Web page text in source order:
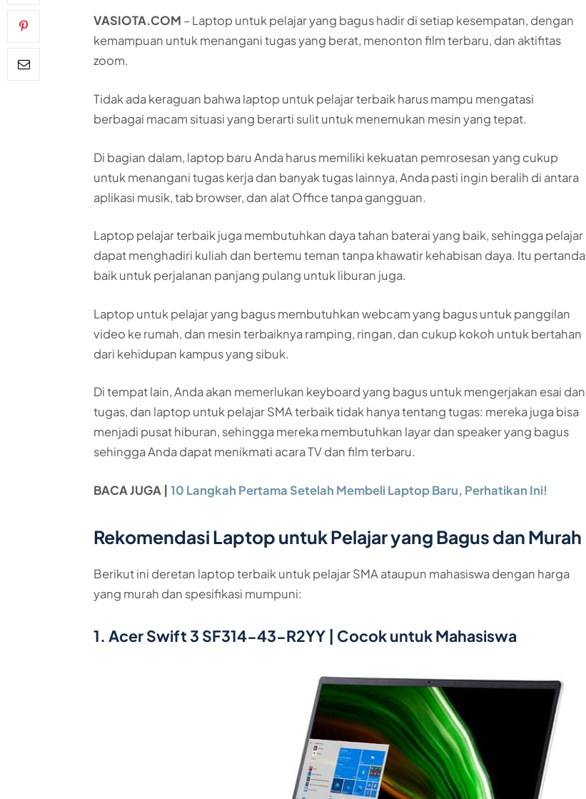
VASIOTA.COM – Laptop untuk pelajar yang bagus hadir di setiap kesempatan, dengan
kemampuan untuk menangani tugas yang berat, menonton film terbaru, dan aktifitas
zoom.
Tidak ada keraguan bahwa laptop untuk pelajar terbaik harus mampu mengatasi
berbagai macam situasi yang berarti sulit untuk menemukan mesin yang tepat.
Di bagian dalam, laptop baru Anda harus memiliki kekuatan pemrosesan yang cukup
untuk menangani tugas kerja dan banyak tugas lainnya, Anda pasti ingin beralih di antara
aplikasi musik, tab browser, dan alat Office tanpa gangguan.
Laptop pelajar terbaik juga membutuhkan daya tahan baterai yang baik, sehingga pelajar
dapat menghadiri kuliah dan bertemu teman tanpa khawatir kehabisan daya. Itu pertanda
baik untuk perjalanan panjang pulang untuk liburan juga.
Laptop untuk pelajar yang bagus membutuhkan webcam yang bagus untuk panggilan
video ke rumah, dan mesin terbaiknya ramping, ringan, dan cukup kokoh untuk bertahan
dari kehidupan kampus yang sibuk.
Di tempat lain, Anda akan memerlukan keyboard yang bagus untuk mengerjakan esai dan
tugas, dan laptop untuk pelajar SMA terbaik tidak hanya tentang tugas: mereka juga bisa
menjadi pusat hiburan, sehingga mereka membutuhkan layar dan speaker yang bagus
sehingga Anda dapat menikmati acara TV dan film terbaru.
BACA JUGA |10 Langkah Pertama Setelah Membeli Laptop Baru, Perhatikan Ini!
Rekomendasi Laptop untuk Pelajar yang Bagus dan Murah
Berikut ini deretan laptop terbaik untuk pelajar SMA ataupun mahasiswa dengan harga
yang murah dan spesifikasi mumpuni:
1. Acer Swift 3 SF314-43-R2YY | Cocok untuk Mahasiswa